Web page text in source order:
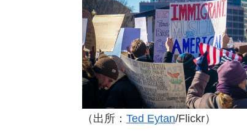
（出所： Ted Eytan/Flickr）